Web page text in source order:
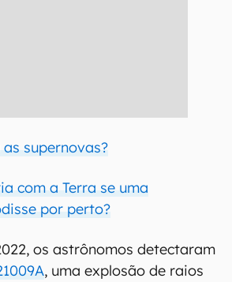
supernovas?
com a Terra se uma
por perto?
os astrônomos detectaram
, uma explosão de raios